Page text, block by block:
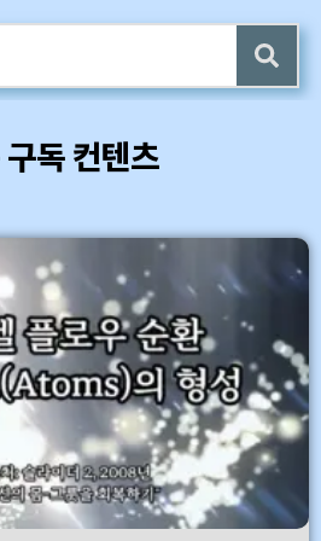
전자책 증정
(4 ~6) 업데이트 (7/24)
가기독 컨텐츠